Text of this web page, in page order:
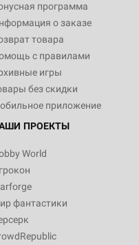
программа
о заказе
товара
с правилами
игры
без скидки
приложение
ПРОЕКТЫ
World
фантастики